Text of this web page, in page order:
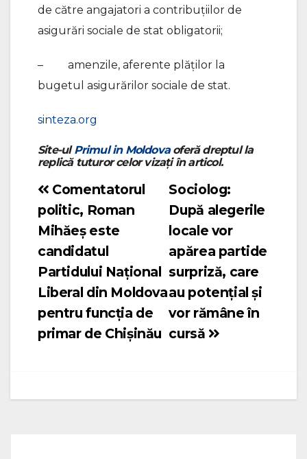
de către angajatori a contribuțiilor de
asigurări sociale de stat obligatorii;
– amenzile, aferente plăților la
bugetul asigurărilor sociale de stat.
sinteza.org
Site-ulPrimul in Moldovaoferă dreptul la
replică tuturor celor vizați în articol.
Navigare
în
articole
Sociolog:
După alegerile
locale vor
apărea partide
surpriză, care
au potențial și
vor rămâne în
cursă
Comentatorul
politic, Roman
Mihăeș este
candidatul
Partidului Național
Liberal din Moldova
pentru funcția de
primar de Chișinău